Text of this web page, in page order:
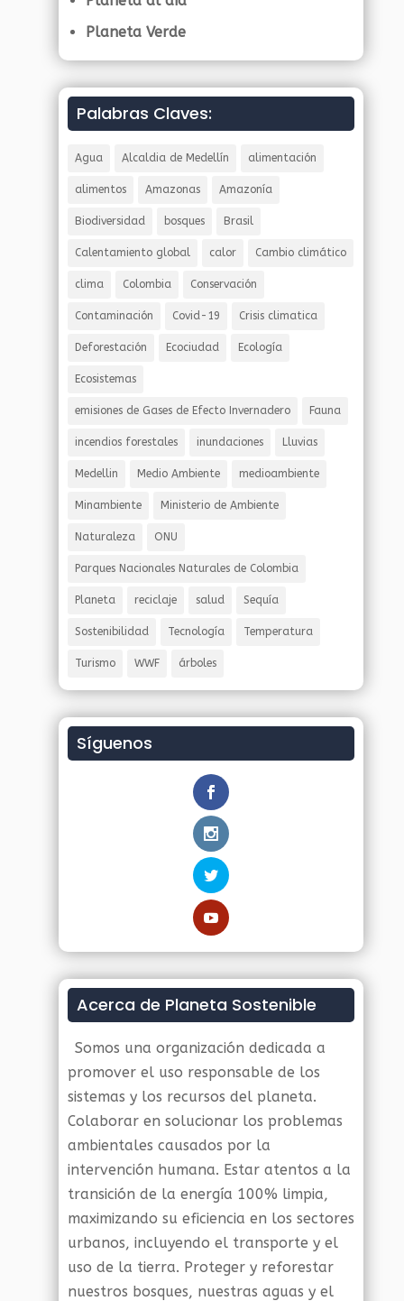
Planeta Verde
Palabras Claves:
Agua Alcaldia de Medellín alimentación
alimentos Amazonas Amazonía
Biodiversidad bosques Brasil
Calentamiento global calor Cambio climático
clima Colombia Conservación
Contaminación Covid-19 Crisis climatica
Deforestación Ecociudad Ecología
Ecosistemas
emisiones de Gases de Efecto Invernadero Fauna
incendios forestales inundaciones Lluvias
Medellin Medio Ambiente medioambiente
Minambiente Ministerio de Ambiente
Naturaleza ONU
Parques Nacionales Naturales de Colombia
Planeta reciclaje salud Sequía
Sostenibilidad Tecnología Temperatura
Turismo WWF árboles
Síguenos
Acerca de Planeta Sostenible
Somos una organización dedicada a
promover el uso responsable de los
sistemas y los recursos del planeta.
Colaborar en solucionar los problemas
ambientales causados por la
intervención humana. Estar atentos a la
transición de la energía 100% limpia,
maximizando su eficiencia en los sectores
urbanos, incluyendo el transporte y el
uso de la tierra. Proteger y reforestar
nuestros bosques, nuestras aguas y el